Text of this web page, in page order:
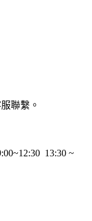
聯繫。
13:30 ~